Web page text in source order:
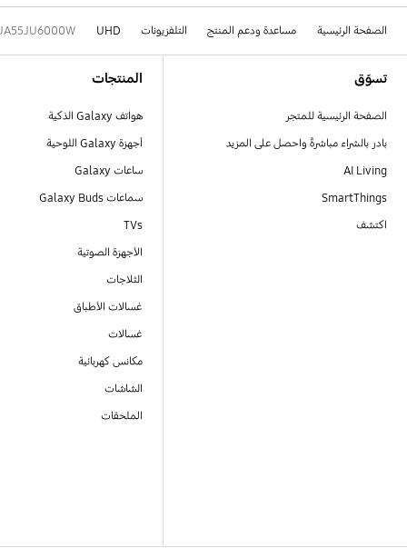
الصفحة الرئيسية مساعدة ودعم المنتج التلفزيونات UHD
تسوّق
الصفحة الرئيسية للمتجر
بادر بالشراء مباشرةً واحصل على المزيد
AI Living
SmartThings
اكتشف
المنتجات
هواتف Galaxy الذكية
أجهزة Galaxy اللوحية
ساعات Galaxy
سماعات Galaxy Buds
TVs
الأجهزة الصوتية
الثلاجات
غسالات الأطباق
غسالات
مكانس كهربائية
الشاشات
الملحقات